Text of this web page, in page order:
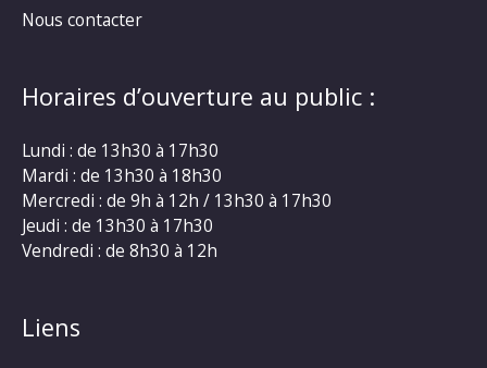
Nous contacter
Horaires d’ouverture au public :
Lundi : de 13h30 à 17h30
Mardi : de 13h30 à 18h30
Mercredi : de 9h à 12h / 13h30 à 17h30
Jeudi : de 13h30 à 17h30
Vendredi : de 8h30 à 12h
Liens